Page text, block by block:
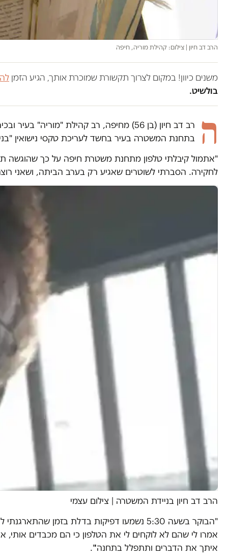
הרב דב חיון | צילום: קהילת מוריה, חיפה
משנים כיוון! במקום לצרוך תקשורת שמוכרת אותך, הגיע הזמן
בולשיט.
ה
רב דב חיון (בן 56) מחיפה, רב קהילת
בתחנת המשטרה בעיר בחשד לעריכת טקסי נישואין
"אתמול קיבלתי טלפון מתחנת משטרת חיפה על כך שהוגשה
לחקירה. הסברתי לשוטרים שאגיע רק בערב הביתה, ושאני
הרב דב חיון בניידת המשטרה | צילום עצמי
"הבוקר בשעה 5:30 נשמעו דפיקות בדלת
אמרו לי שהם לא לוקחים לי את הטלפון כי הם מכבדים
איתך את הדברים ותתפלל בתחנה'".